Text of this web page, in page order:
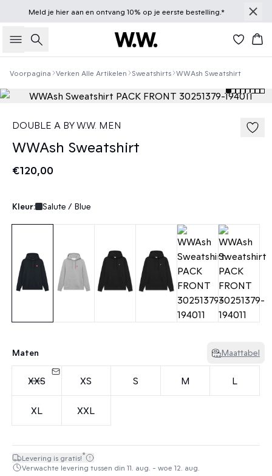
Meld je hieraan en ontvang 10% op je eerste bestelling.*
Zoeken
Voorpagina Verken Alle Artikelen Sweatshirts WWAsh Sweatshirt
DOUBLE A BY W.W. MEN
WWAsh Sweatshirt
€120,00
Kleur: Salute / Blue
Maten Maattabel
XXS XS S M L
XL XXL
Levering is gratis!*
Verwachte levering tussen din 11. aug. - woe 12. aug.